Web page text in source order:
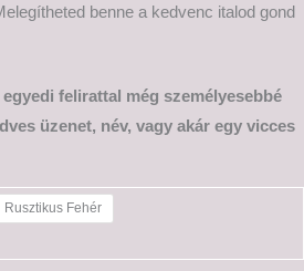
benne a kedvenc italod gond
felirattal még személyesebbé
üzenet, név, vagy akár egy vicces
Rusztikus Fehér